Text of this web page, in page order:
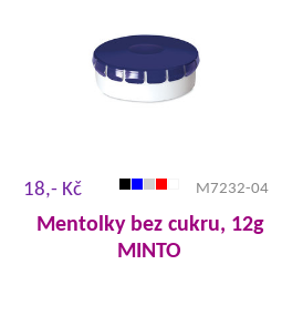
18,- Kč M7232-04
Mentolky bez cukru, 12g
MINTO